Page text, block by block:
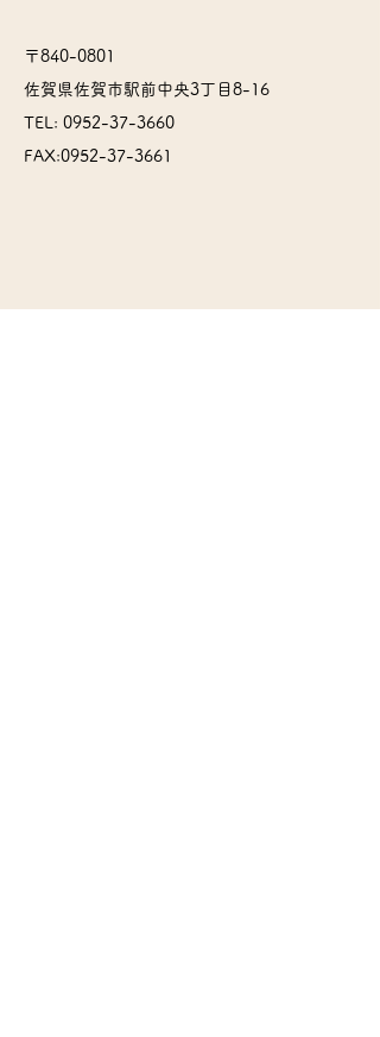
〒840-0801
佐賀県佐賀市駅前中央3丁目8-16
TEL: 0952-37-3660
FAX:0952-37-3661